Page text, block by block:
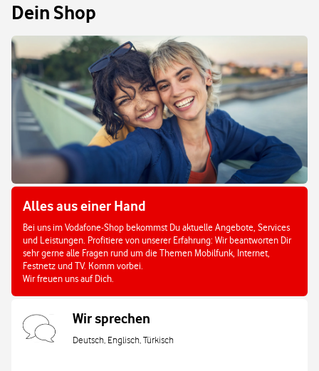
Dein Shop
Alles aus einer Hand
Bei uns im Vodafone-Shop bekommst Du aktuelle Angebote, Services
und Leistungen. Profitiere von unserer Erfahrung: Wir beantworten Dir
sehr gerne alle Fragen rund um die Themen Mobilfunk, Internet,
Festnetz und TV. Komm vorbei.
Wir freuen uns auf Dich.
Wir sprechen
Deutsch, Englisch, Türkisch